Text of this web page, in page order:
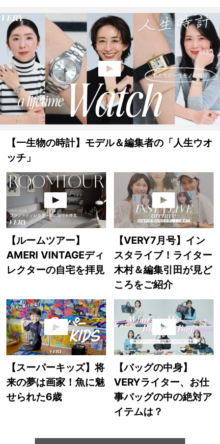
【一生物の時計】モデル＆編集者の「人生ウオ
ッチ」
【ルームツアー】
AMERI VINTAGEディ
レクターの自宅を拝見
【VERY7月号】イン
スタライブ！ライター
木村＆編集引田が見ど
ころをご紹介
【スーパーキッズ】将
来の夢は画家！魚に魅
せられた6歳
【バッグの中身】
VERYライター、お仕
事バッグの中の絶対ア
イテムは？